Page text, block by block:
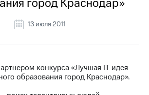
13 июля 2011
конкурса «Лучшая IT идея
образования город Краснодар».